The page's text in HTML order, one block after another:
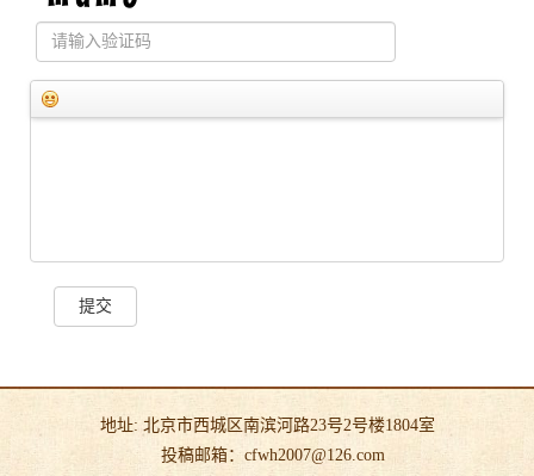
提交
地址: 北京市西城区南滨河路23号2号楼1804室
投稿邮箱：cfwh2007@126.com